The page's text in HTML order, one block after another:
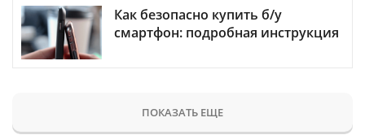
Как безопасно купить б/у
смартфон: подробная инструкция
ПОКАЗАТЬ ЕЩЕ